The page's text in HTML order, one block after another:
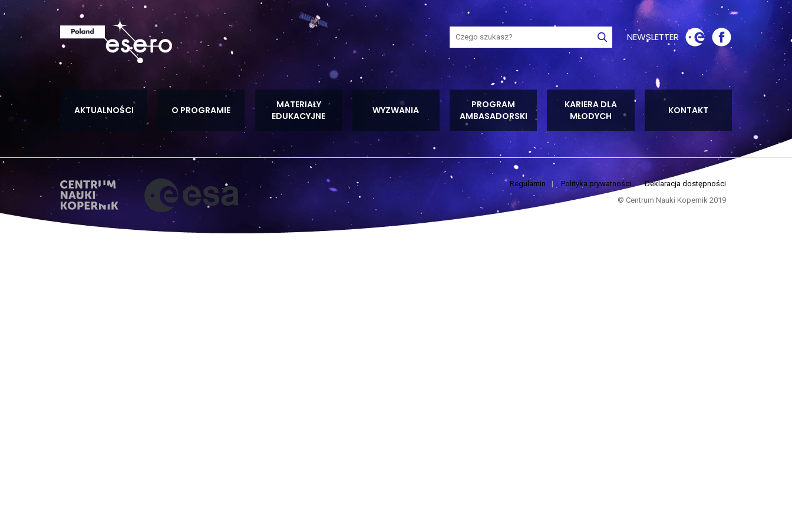
NEWSLETTER
AKTUALNOŚCI O PROGRAMIE
MATERIAŁY
EDUKACYJNE
WYZWANIA
PROGRAM
AMBASADORSKI
KARIERA DLA
MŁODYCH
KONTAKT
Wyszukaj na stronie Szukaj
Regulamin | Polityka prywatności
Deklaracja dostępności
© Centrum Nauki Kopernik 2019